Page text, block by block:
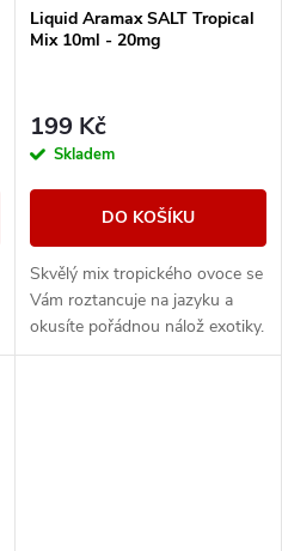
Liquid Aramax SALT Tropical
Mix 10ml - 20mg
199 Kč
Skladem
DO KOŠÍKU
Skvělý mix tropického ovoce se
Vám roztancuje na jazyku a
okusíte pořádnou nálož exotiky.